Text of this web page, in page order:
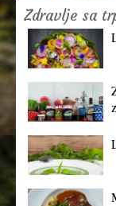
Zdravlje sa